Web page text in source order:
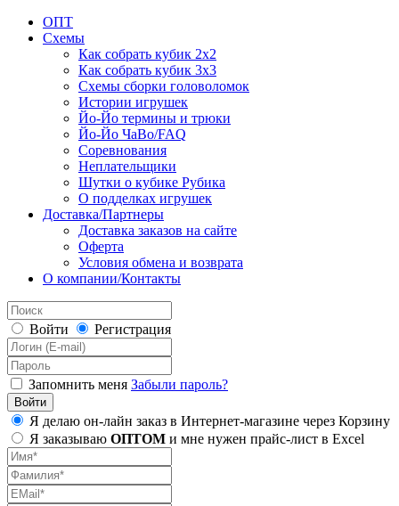
ОПТ
Схемы
Как собрать кубик 2х2
Как собрать кубик 3х3
Схемы сборки головоломок
Истории игрушек
Йо-Йо термины и трюки
Йо-Йо ЧаВо/FAQ
Соревнования
Неплательщики
Шутки о кубике Рубика
О подделках игрушек
Доставка/Партнеры
Доставка заказов на сайте
Оферта
Условия обмена и возврата
О компании/Контакты
Войти Регистрация
Запомнить меня Забыли пароль?
Я делаю он-лайн заказ в Интернет-магазине через Корзину
Я заказываю ОПТОМ и мне нужен прайс-лист в Excel